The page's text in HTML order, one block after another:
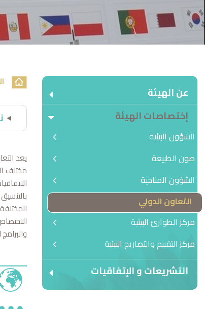
عن الهيئة
إختصاصات الهيئة
الشؤون البيئية
صون الطبيعة
الشؤون المناخية
التعاون الدولي
مركز الطوارئ البيئية
مركز التقييم والتصاريح البيئية
التشريعات و الإتفاقيات
يعد
مختلف